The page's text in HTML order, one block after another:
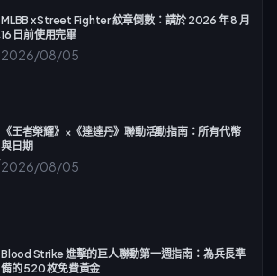
MLBB x Street Fighter 紋章倒數：請於 2026 年 8 月
16 日前使用完畢
2026/08/05
《王者榮耀》×《達達丹》聯動活動指南：所有代幣
與日期
2026/08/05
Blood Strike 進擊的巨人聯動第一週指南：為兵長準
備的 520 枚免費黃金